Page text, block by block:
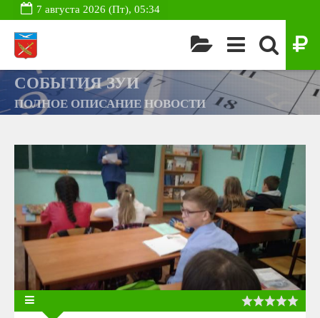
7 августа 2026 (Пт), 05:34
СОБЫТИЯ ЗУИ
ПОЛНОЕ ОПИСАНИЕ НОВОСТИ